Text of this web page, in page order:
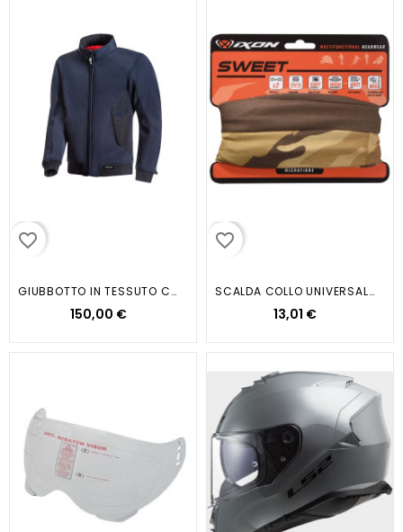
favorite_border
GIUBBOTTO IN TESSUTO COLORE BLU...
150,00 €
favorite_border
SCALDA COLLO UNIVERSALE COLORE...
13,01 €